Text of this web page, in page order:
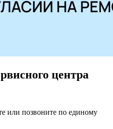
центра
или позвоните по единому